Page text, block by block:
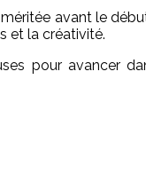
avant le
et la créativité.
pour avancer